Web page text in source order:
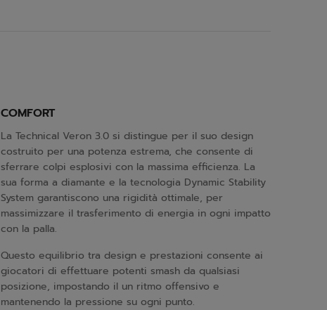
COMFORT
La Technical Veron 3.0 si distingue per il suo design
costruito per una potenza estrema, che consente di
sferrare colpi esplosivi con la massima efficienza. La
sua forma a diamante e la tecnologia Dynamic Stability
System garantiscono una rigidità ottimale, per
massimizzare il trasferimento di energia in ogni impatto
con la palla.
Questo equilibrio tra design e prestazioni consente ai
giocatori di effettuare potenti smash da qualsiasi
posizione, impostando il un ritmo offensivo e
mantenendo la pressione su ogni punto.